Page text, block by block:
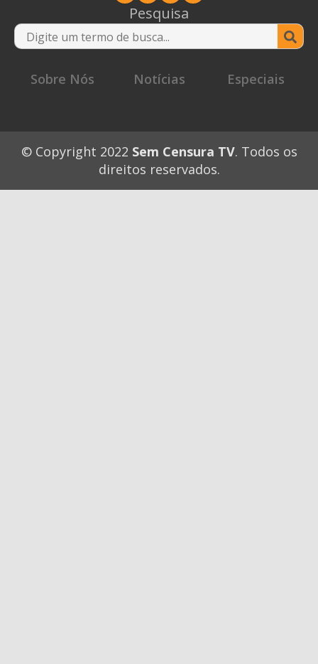
Pesquisa
Sobre Nós
Notícias Especiais
© Copyright 2022 Sem Censura TV. Todos os
direitos reservados.